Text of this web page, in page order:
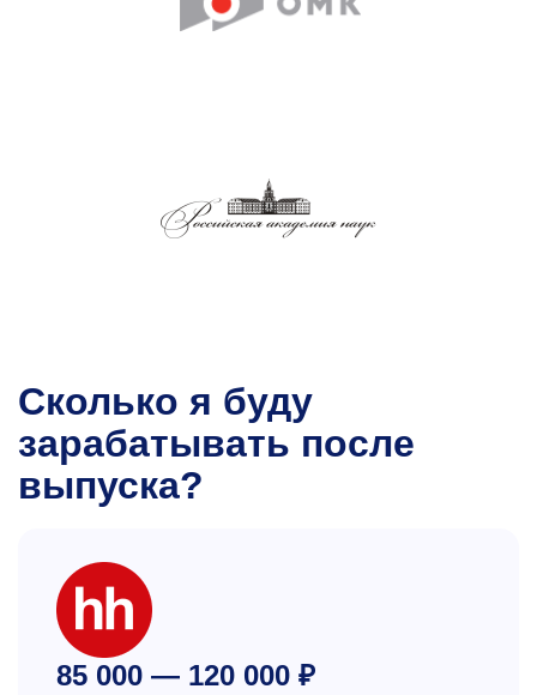
Сколько я буду
зарабатывать после
выпуска?
85 000 — 120 000 ₽